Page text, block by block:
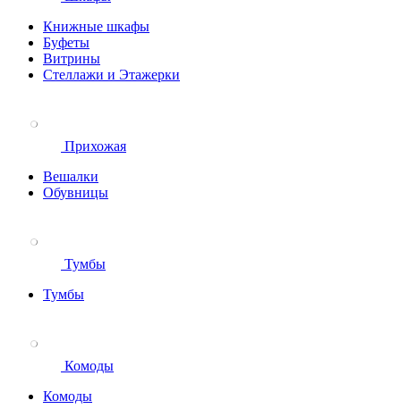
Книжные шкафы
Буфеты
Витрины
Стеллажи и Этажерки
Прихожая
Вешалки
Обувницы
Тумбы
Тумбы
Комоды
Комоды